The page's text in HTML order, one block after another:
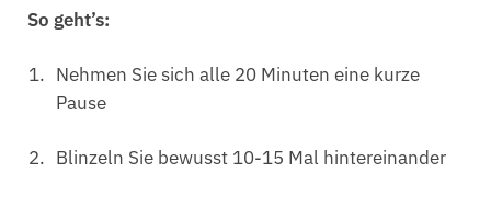
So geht’s:
Nehmen Sie sich alle 20 Minuten eine kurze
Pause
Blinzeln Sie bewusst 10-15 Mal hintereinander